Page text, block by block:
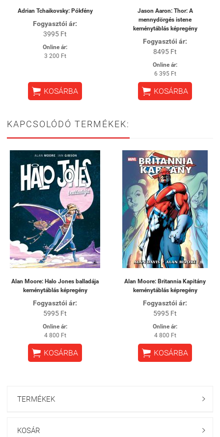
Adrian Tchaikovsky: Pókfény
Fogyasztói ár:
3995 Ft
Online ár:
3 200 Ft
 KOSÁRBA
Jason Aaron: Thor: A
mennydörgés istene
keménytáblás képregény
Fogyasztói ár:
8495 Ft
Online ár:
6 395 Ft
 KOSÁRBA
KAPCSOLÓDÓ TERMÉKEK:
Alan Moore: Halo Jones balladája
keménytáblás képregény
Fogyasztói ár:
5995 Ft
Online ár:
4 800 Ft
 KOSÁRBA
Alan Moore: Britannia Kapitány
keménytáblás képregény
Fogyasztói ár:
5995 Ft
Online ár:
4 800 Ft
 KOSÁRBA
TERMÉKEK 
KOSÁR 